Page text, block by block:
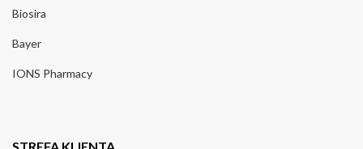
Biosira
Bayer
IONS Pharmacy